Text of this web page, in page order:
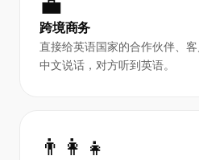
💼
跨境商务
直接给英语国家的合作伙伴、
中文说话，对方听到英语。
👨‍👩‍👧